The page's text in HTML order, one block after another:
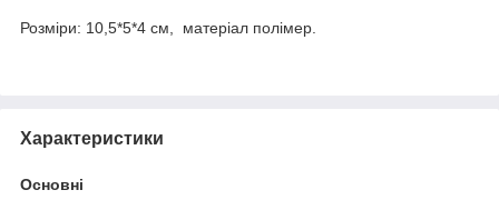
Розміри: 10,5*5*4 см, матеріал полімер.
Характеристики
Основні